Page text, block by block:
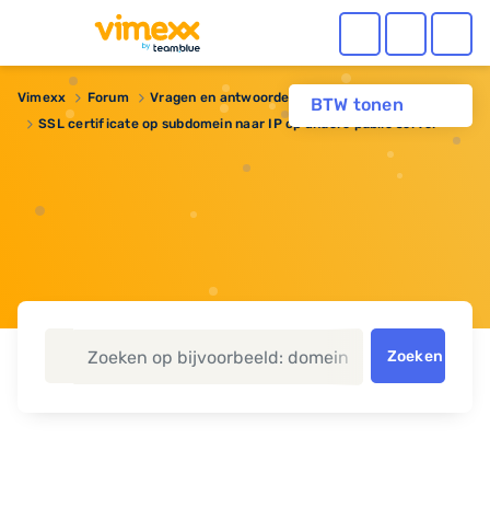
BTW tonen
Vimexx Forum Vragen en antwoorden
Domeinnaam
SSL certificate op subdomein naar IP op andere public server
Zoeken